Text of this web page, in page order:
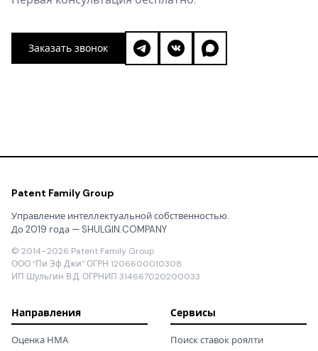
Заказать звонок
Patent Family Group
Управление интеллектуальной собственностью.
До 2019 года — SHULGIN.COMPANY
© 2014–2026 Patent Family Group
ООО "Пи Эф Джи" ОГРН 1206600010308
ИП Шульгин В.Д. ОГРНИП 314667020200033
Направления
Оценка НМА
Сервисы
Поиск ставок роялти